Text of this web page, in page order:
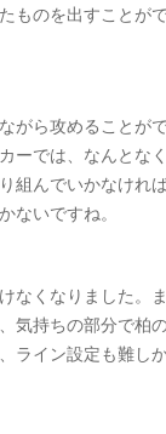
ものを出すことが
がら攻めることが
ーでは、なんと
組んでいかなけれ
ないですね。
なくなりました。
気持ちの部分で柏
ライン設定も難し